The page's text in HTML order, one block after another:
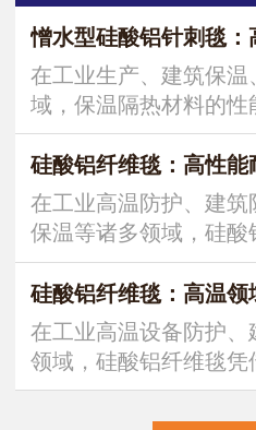
在工业生产、建筑保
域，保温隔热材料的
行效率、能耗控制及使
在工业高温防护、建
保温等诸多领域，硅
耐高温、隔热、
在工业高温设备防护
领域，硅酸铝纤维毯
成为不可或缺的功能性